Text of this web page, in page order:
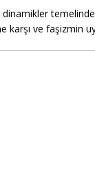
ve faşizmin